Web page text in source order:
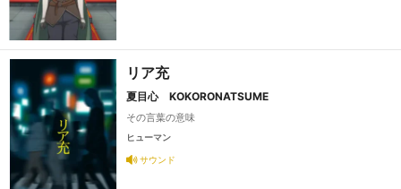
リア充
夏目心 KOKORONATSUME
その言葉の意味
ヒューマン
サウンド